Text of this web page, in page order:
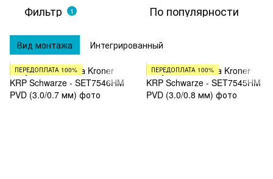
Фильтр 1 По популярности
Вид монтажа Интегрированный
ПЕРЕДОПЛАТА 100% ПЕРЕДОПЛАТА 100%